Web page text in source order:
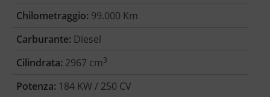
Chilometraggio: 99.000 Km
Carburante: Diesel
Cilindrata: 2967 cm3
Potenza: 184 KW / 250 CV